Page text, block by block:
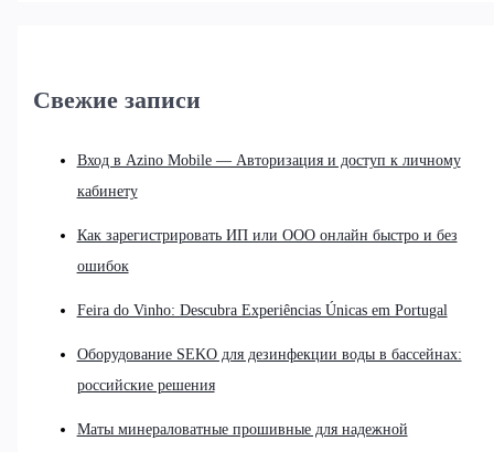
Свежие записи
Вход в Azino Mobile — Авторизация и доступ к личному
кабинету
Как зарегистрировать ИП или ООО онлайн быстро и без
ошибок
Feira do Vinho: Descubra Experiências Únicas em Portugal
Оборудование SEKO для дезинфекции воды в бассейнах:
российские решения
Маты минераловатные прошивные для надежной